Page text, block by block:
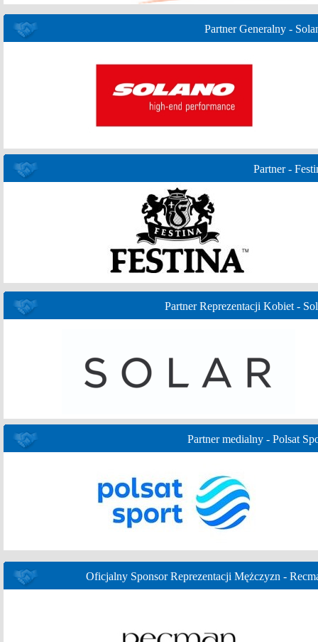
Partner Generalny -
Partner -
Partner Reprezentacji Kobiet -
Partner medialny - Polsat
Oficjalny Sponsor Reprezentacji Mężczyzn -